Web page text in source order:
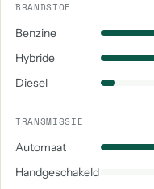
BRANDSTOF
Benzine
Hybride
Diesel
TRANSMISSIE
Automaat
Handgeschakeld